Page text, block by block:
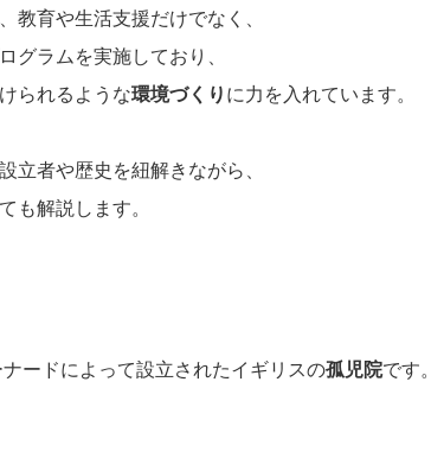
教育や生活支援だけでなく、
グラムを実施しており、
られるような環境づくり に力を入れています。
立者や歴史を紐解きながら、
も解説します。
ードによって設立されたイギリスの孤児院です。